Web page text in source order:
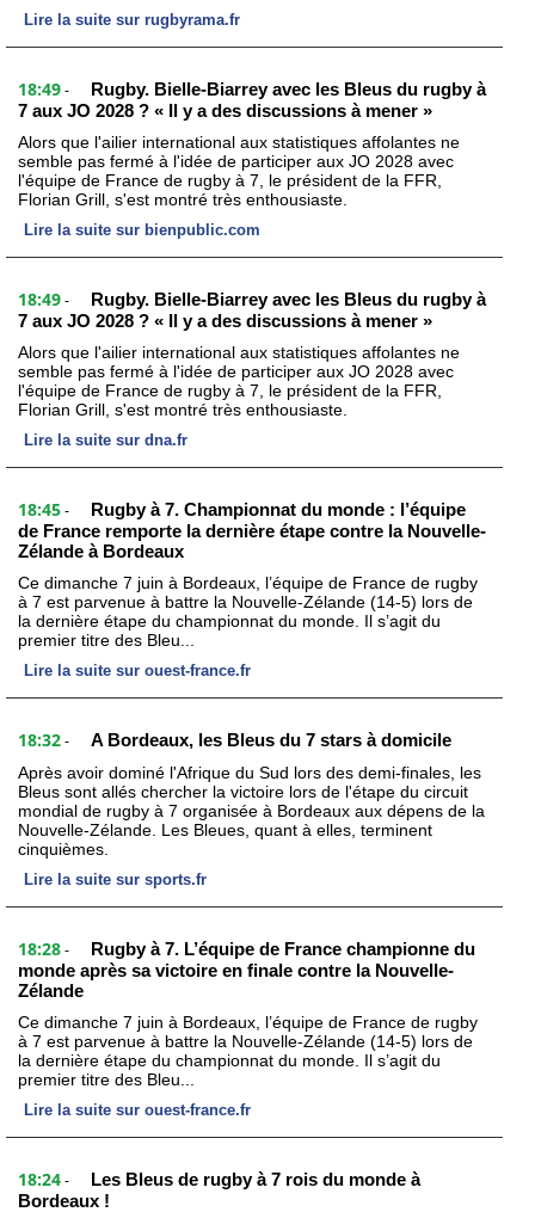
Lire la suite sur rugbyrama.fr
18:49 -
Rugby. Bielle-Biarrey avec les Bleus du rugby à
7 aux JO 2028 ? « Il y a des discussions à mener »
Alors que l'ailier international aux statistiques affolantes ne
semble pas fermé à l'idée de participer aux JO 2028 avec
l'équipe de France de rugby à 7, le président de la FFR,
Florian Grill, s'est montré très enthousiaste.
Lire la suite sur bienpublic.com
18:49 -
Rugby. Bielle-Biarrey avec les Bleus du rugby à
7 aux JO 2028 ? « Il y a des discussions à mener »
Alors que l'ailier international aux statistiques affolantes ne
semble pas fermé à l'idée de participer aux JO 2028 avec
l'équipe de France de rugby à 7, le président de la FFR,
Florian Grill, s'est montré très enthousiaste.
Lire la suite sur dna.fr
18:45 -
Rugby à 7. Championnat du monde : l’équipe
de France remporte la dernière étape contre la Nouvelle-
Zélande à Bordeaux
Ce dimanche 7 juin à Bordeaux, l’équipe de France de rugby
à 7 est parvenue à battre la Nouvelle-Zélande (14-5) lors de
la dernière étape du championnat du monde. Il s’agit du
premier titre des Bleu...
Lire la suite sur ouest-france.fr
18:32 - A Bordeaux, les Bleus du 7 stars à domicile
Après avoir dominé l'Afrique du Sud lors des demi-finales, les
Bleus sont allés chercher la victoire lors de l'étape du circuit
mondial de rugby à 7 organisée à Bordeaux aux dépens de la
Nouvelle-Zélande. Les Bleues, quant à elles, terminent
cinquièmes.
Lire la suite sur sports.fr
18:28 -
Rugby à 7. L’équipe de France championne du
monde après sa victoire en finale contre la Nouvelle-
Zélande
Ce dimanche 7 juin à Bordeaux, l’équipe de France de rugby
à 7 est parvenue à battre la Nouvelle-Zélande (14-5) lors de
la dernière étape du championnat du monde. Il s’agit du
premier titre des Bleu...
Lire la suite sur ouest-france.fr
18:24 -
Les Bleus de rugby à 7 rois du monde à
Bordeaux !